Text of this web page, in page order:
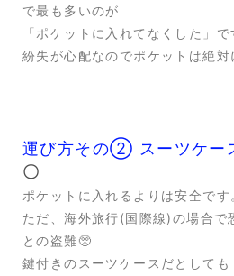
で最も多いのが
「ポケットに入れてなくした」で
紛失が心配なのでポケットは絶対
運び方その➁ スーツケー
〇
ポケットに入れるよりは安全です
ただ、海外旅行(国際線)の場合で
との盗難🥺
鍵付きのスーツケースだとしても